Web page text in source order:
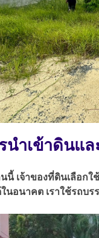
นำเข้าดินแ
นนี้ เจ้าของที่ดินเลือ
นอนาคต เราใช้รถบ